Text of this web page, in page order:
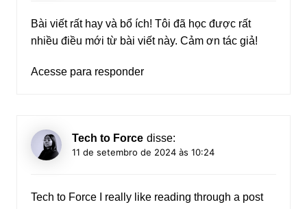
Bài viết rất hay và bổ ích! Tôi đã học được rất
nhiều điều mới từ bài viết này. Cảm ơn tác giả!
Acesse para responder
Tech to Force disse:
11 de setembro de 2024 às 10:24
Tech to ForceI really like reading through a post